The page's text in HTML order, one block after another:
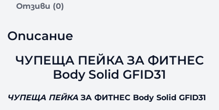
П
К
З
Т
Отзиви (0)
Описание
ЧУПЕЩА ПЕЙКА ЗА ФИТНЕС
Body Solid GFID31
ЧУПЕЩА ПЕЙКА ЗА ФИТНЕС Body Solid GFID31